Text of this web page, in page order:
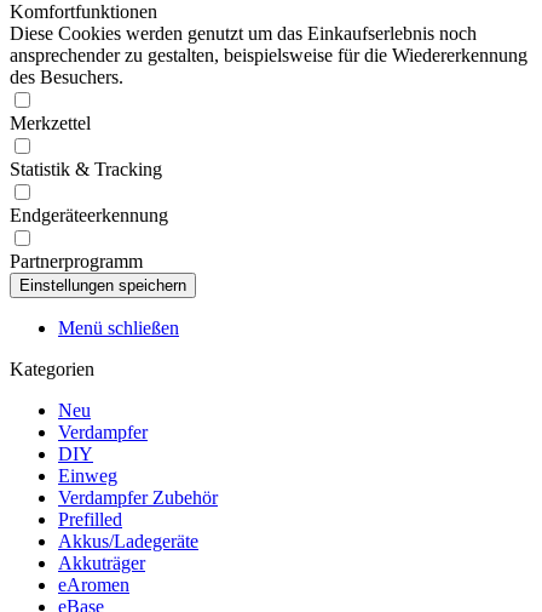
Komfortfunktionen
Diese Cookies werden genutzt um das Einkaufserlebnis noch
ansprechender zu gestalten, beispielsweise für die Wiedererkennung
des Besuchers.
Merkzettel
Statistik & Tracking
Endgeräteerkennung
Partnerprogramm
Menü schließen
Kategorien
Neu
Verdampfer
DIY
Einweg
Verdampfer Zubehör
Prefilled
Akkus/Ladegeräte
Akkuträger
eAromen
eBase